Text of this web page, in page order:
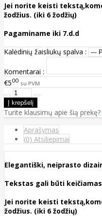
Jei norite keisti
žodžius. (iki 6 žodžių)
Pagaminame iki 7.d.d
Kalėdinių žaisliukų spalva :
Komentarai :
€500 su PVM
Turite klausimų apie šią prekę?
Aprašymas
(0) Atsiliepimai
Elegantiški, neiprasto
Tekstas gali būti
Jei norite keisti
žodžius. (iki 6 žodžių)